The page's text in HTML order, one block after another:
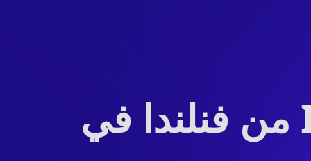
خوادم VPN في فنلندا — عنوان IP من فنلندا في